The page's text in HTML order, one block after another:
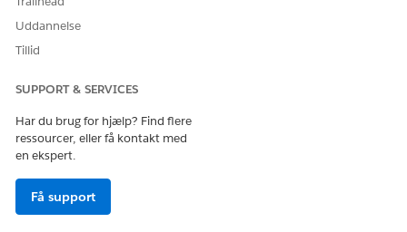
Uddannelse
Tillid
SUPPORT & SERVICES
Har du brug for hjælp? Find flere
ressourcer, eller få kontakt med
en ekspert.
Få support